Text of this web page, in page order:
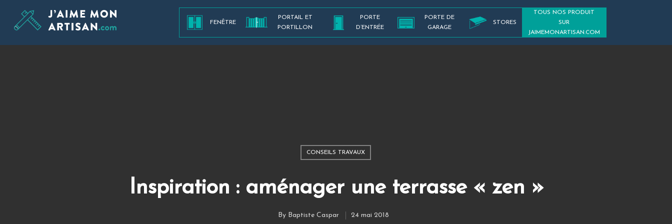
FENÊTRE
PORTAIL ET
PORTILLON
PORTE
D’ENTRÉE
PORTE DE
GARAGE
STORES
TOUS NOS PRODUIT
SUR
JAIMEMONARTISAN.COM
CONSEILS TRAVAUX
Inspiration : aménager une terrasse « zen »
By Baptiste Caspar 24 mai 2018